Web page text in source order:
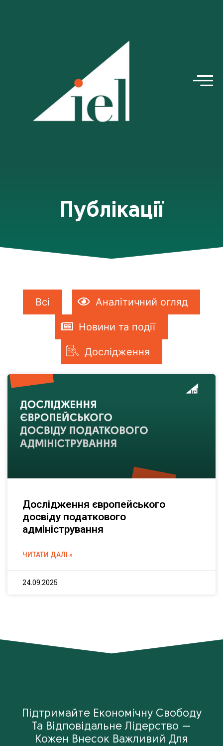
Публікації
Всі Аналітичний огляд
Новини та події
Дослідження
Дослідження європейського
досвіду податкового
адміністрування
ЧИТАТИ ДАЛІ »
24.09.2025
Підтримайте Економічну Свободу
Та Відповідальне Лідерство —
Кожен Внесок Важливий Для